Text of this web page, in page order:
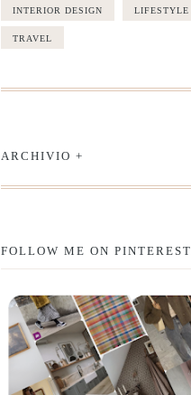
INTERIOR DESIGN LIFESTYLE
TRAVEL
ARCHIVIO +
FOLLOW ME ON PINTEREST